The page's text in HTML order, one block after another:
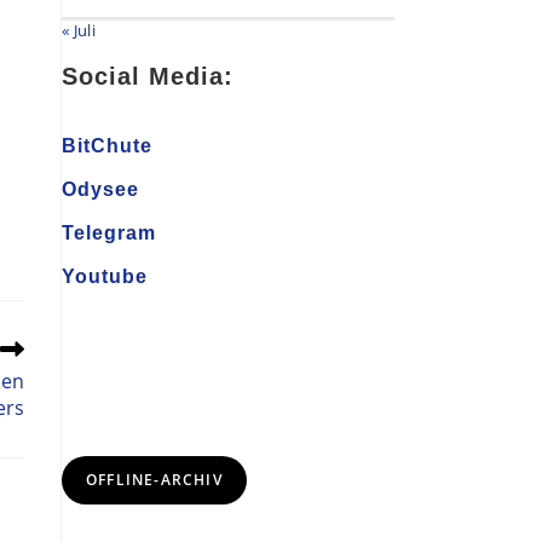
« Juli
Social Media:
BitChute
Odysee
Telegram
Youtube
OFFLINE-ARCHIV